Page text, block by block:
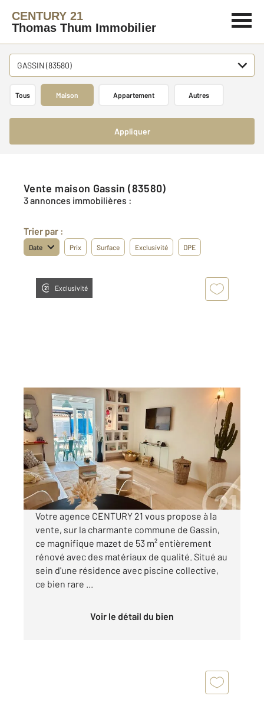
CENTURY 21
Thomas Thum Immobilier
GASSIN (83580)
Tous Maison Appartement Autres
Appliquer
Vente maison Gassin (83580)
3 annonces immobilières :
Trier par :
Date Prix Surface Exclusivité DPE
Exclusivité
GASSIN 83
53,21 m2, 2 pièces
Ref : 1269
Maison à vendre
423 000 €
Visiter le site dédié
Votre agence CENTURY 21 vous propose à la
vente, sur la charmante commune de Gassin,
ce magnifique mazet de 53 m² entièrement
rénové avec des matériaux de qualité. Situé au
sein d'une résidence avec piscine collective,
ce bien rare ...
Voir le détail du bien